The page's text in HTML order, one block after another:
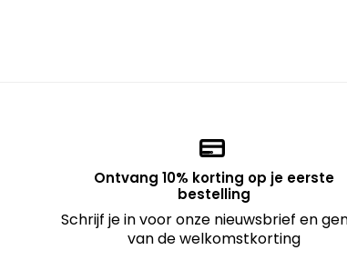
Ontvang 10% korting op je eerste
bestelling
Schrijf je in voor onze nieuwsbrief en
van de welkomstkorting